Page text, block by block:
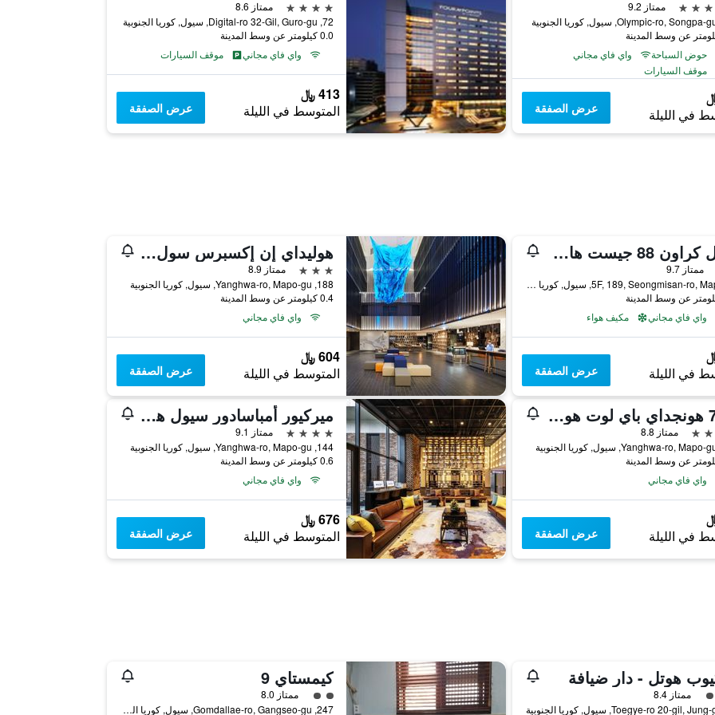
ممتاز 9.2
حوض السباحة
واي فاي مجاني
موقف السيارات
في الليلة عرض الصفقة
4 نجوم
ممتاز 8.6
72, Digital-ro 32-Gil, Guro-gu, سيول, كوريا الجنوبية
0.0 كيلومتر عن وسط المدينة
واي فاي مجاني
موقف السيارات
413 ﷼
المتوسط في الليلة عرض الصفقة
سول كراون 88 جيست هاوس - للضيوف الأجانب فقط
فئة 2
ممتاز 9.7
5F, 189, Seongmisan-ro, Mapo-gu, سيول, كوريا الجنوبية
واي فاي مجاني
مكيف هواء
في الليلة عرض الصفقة
هوليداي إن إكسبرس سول هونجداي باي آيتش جي
3 نجوم
ممتاز 8.9
188, Yanghwa-ro, Mapo-gu, سيول, كوريا الجنوبية
0.4 كيلومتر عن وسط المدينة
واي فاي مجاني
604 ﷼
المتوسط في الليلة عرض الصفقة
إل 7 هونجداي باي لوت هوتلز
ممتاز 8.8
واي فاي مجاني
في الليلة عرض الصفقة
ميركيور أمباسادور سيول هونجداي
4 نجوم
ممتاز 9.1
144, Yanghwa-ro, Mapo-gu, سيول, كوريا الجنوبية
0.6 كيلومتر عن وسط المدينة
واي فاي مجاني
676 ﷼
المتوسط في الليلة عرض الصفقة
هوتل - دار ضيافة
فئة 3ممتاز 8.4
كيمستاي 9
تقييم فئة 2
ممتاز 8.0
247, Gomdallae-ro, Gangseo-gu, سيول, كوريا الجنوبية